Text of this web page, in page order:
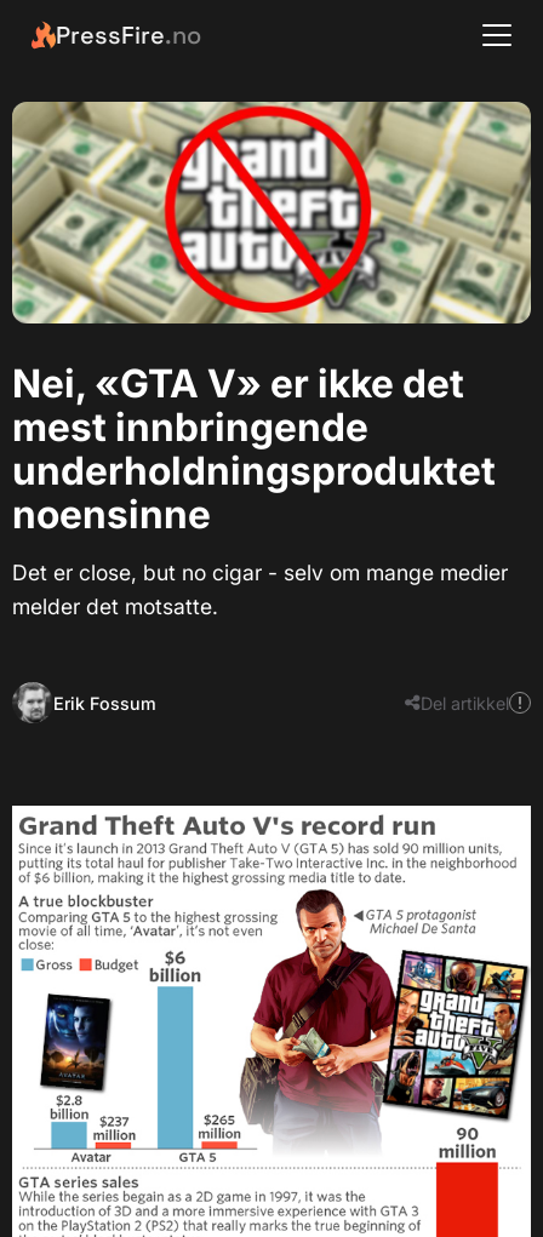
PressFire.no
Nei, «GTA V» er ikke det
mest innbringende
underholdningsproduktet
noensinne
Det er close, but no cigar - selv om mange medier
melder det motsatte.
Erik Fossum Del artikkel